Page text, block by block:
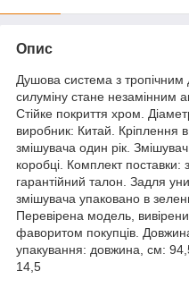
Опис
Душова система з
силуміну стане незамінним
Стійке покриття хром.
виробник: Китай. Кріплення
змішувача один рік.
коробці. Комплект поставки:
гарантійний талон. Задля
змішувача упаковано в
Перевірена модель,
фаворитом покупців.
упакування: довжина, см:
14,5